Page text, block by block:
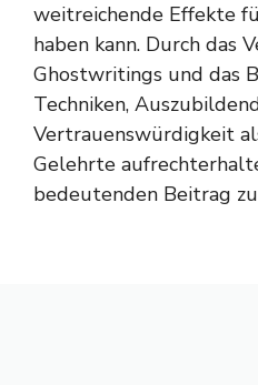
weitreichende Effekte
haben kann. Durch das
Ghostwritings und das
Techniken,
Vertrauenswürdigkeit
Gelehrte
bedeutenden Beitrag